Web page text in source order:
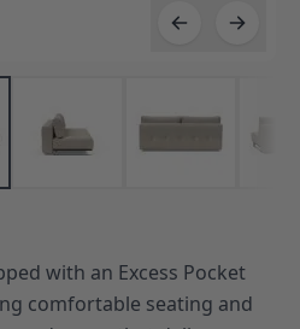
with an Excess Pocket
comfortable seating and